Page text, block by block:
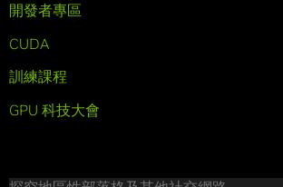
開發者專區
CUDA
訓練課程
GPU 科技大會